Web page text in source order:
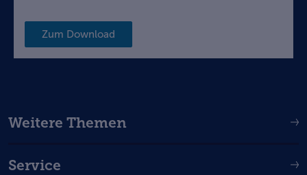
Zum Download
Weitere Themen
Service